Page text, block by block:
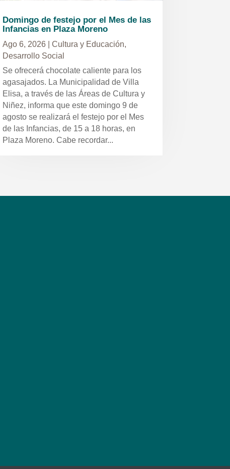
Domingo de festejo por el Mes de las
Infancias en Plaza Moreno
Ago 6, 2026| Cultura y Educación,
Desarrollo Social
Se ofrecerá chocolate caliente para los
agasajados. La Municipalidad de Villa
Elisa, a través de las Áreas de Cultura y
Niñez, informa que este domingo 9 de
agosto se realizará el festejo por el Mes
de las Infancias, de 15 a 18 horas, en
Plaza Moreno. Cabe recordar...